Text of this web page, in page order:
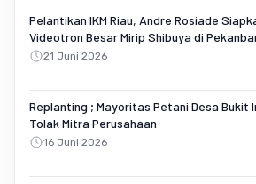
Pelantikan IKM Riau, Andre Rosiade
Videotron Besar Mirip Shibuya di
21 Juni 2026
Replanting ; Mayoritas Petani Desa Bukit
Tolak Mitra Perusahaan
16 Juni 2026